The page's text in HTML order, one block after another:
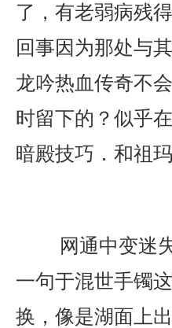
了，有老弱病残
回事因为那处与
龙吟热血传奇不
时留下的？似乎
暗殿技巧．和祖
网通中变迷
一句于混世手镯
换，像是湖面上